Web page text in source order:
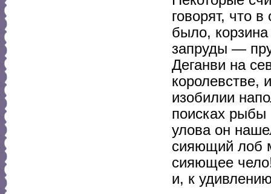
говорят, что
было,
запруды —
Деганви на
королевстве,
изобилии
поисках
улова он
сияющий лоб
сияющее
и, к